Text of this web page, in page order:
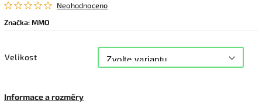
Neohodnoceno
Značka:MMO
Velikost
Informace a rozměry